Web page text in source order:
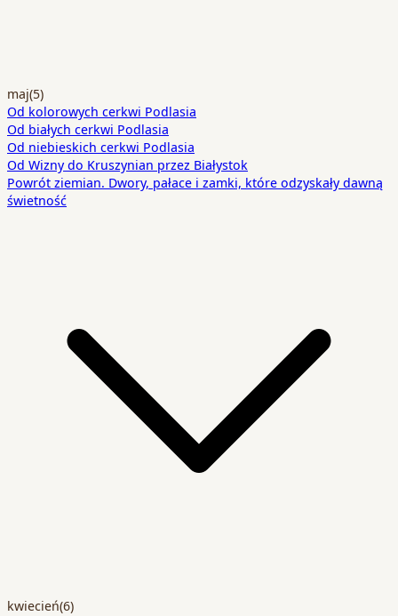
maj(5)
Od kolorowych cerkwi Podlasia
Od białych cerkwi Podlasia
Od niebieskich cerkwi Podlasia
Od Wizny do Kruszynian przez Białystok
Powrót ziemian. Dwory, pałace i zamki, które odzyskały dawną
świetność
kwiecień(6)